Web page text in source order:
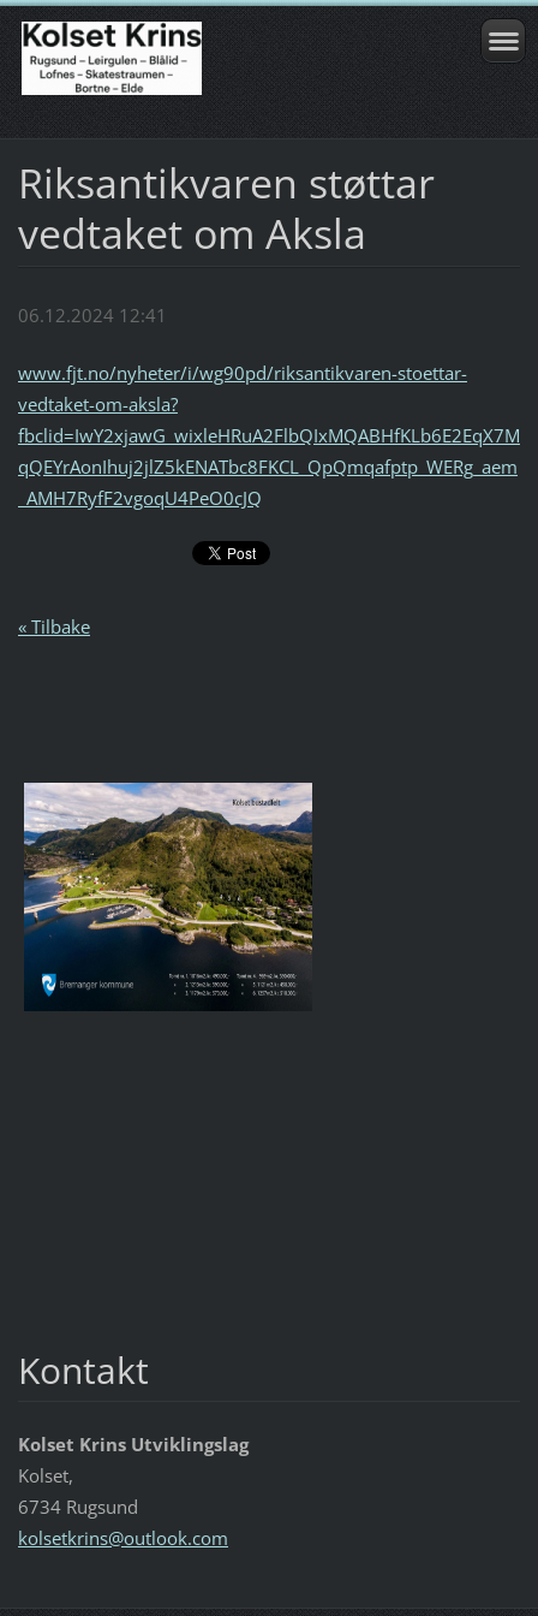
Riksantikvaren støttar
vedtaket om Aksla
06.12.2024 12:41
www.fjt.no/nyheter/i/wg90pd/riksantikvaren-stoettar-
vedtaket-om-aksla?
fbclid=IwY2xjawG_wixleHRuA2FlbQIxMQABHfKLb6E2EqX7M
qQEYrAonIhuj2jlZ5kENATbc8FKCL_QpQmqafptp_WERg_aem
_AMH7RyfF2vgoqU4PeO0cJQ
« Tilbake
Kontakt
Kolset Krins Utviklingslag
Kolset,
6734 Rugsund
kolsetkrins@outlook.com